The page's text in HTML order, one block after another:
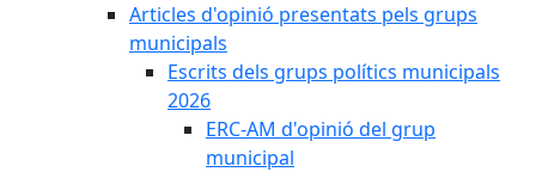
Articles d'opinió presentats pels grups
municipals
Escrits dels grups polítics municipals
2026
ERC-AM d'opinió del grup
municipal